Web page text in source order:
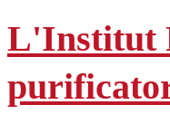
L'Institut